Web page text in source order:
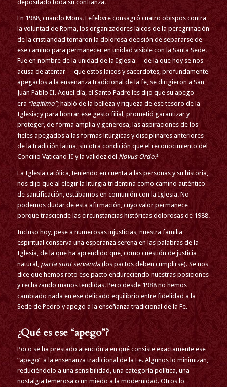
depositado toda su confianza.
En 1988, cuando Mons. Lefebvre consagró cuatro obispos contra
la voluntad de Roma, los organizadores laicos de la peregrinación
de la cristiandad tomaron la dolorosa decisión de separarse de
ese camino para permanecer en unidad visible con la Santa Sede.
Fue en nombre de la unidad de la Iglesia —de la que hoy se nos
acusa de atentar— que estos laicos y sacerdotes, profundamente
apegados a la enseñanza tradicional de la fe, se dirigieron a San
Juan Pablo II. Aquel día, el Santo Padre les dijo que su apego
era “legítimo”; habló de la belleza y riqueza de ese tesoro de la
Iglesia; y para honrar ese gesto filial, prometió garantizar y
proteger, de forma amplia y generosa, las aspiraciones de los
fieles apegados a las formas litúrgicas y disciplinares anteriores
de la tradición latina, sin otra condición que el reconocimiento del
Concilio Vaticano II y la validez delNovus Ordo.²
La Iglesia católica, teniendo en cuenta a las personas y su historia,
nos dijo que al elegir la liturgia tridentina como camino auténtico
de santificación, estábamos en comunión con la Iglesia. No
podemos dudar de esta afirmación, cuyo valor permanece
porque trasciende las circunstancias históricas dolorosas de 1988.
Incluso hoy, pese a numerosas injusticias, nuestra familia
espiritual conserva una esperanza serena en las palabras de la
Iglesia, de la que ha aprendido que, como cuestión de justicia
natural,pacta sunt servanda(los pactos deben cumplirse). Se nos
dice que hemos roto ese pacto endureciendo nuestras posiciones
y rechazando manos tendidas. Pero desde 1988 no hemos
cambiado nada en ese delicado equilibrio entre fidelidad a la
Sede de Pedro y apego a la enseñanza tradicional de la Fe.
¿Qué es ese “apego”?
Poco se ha prestado atención a en qué consiste exactamente ese
“apego” a la enseñanza tradicional de la Fe. Algunos lo minimizan,
reduciéndolo a una sensibilidad, una categoría política, una
nostalgia temerosa o un miedo a la modernidad. Otros lo